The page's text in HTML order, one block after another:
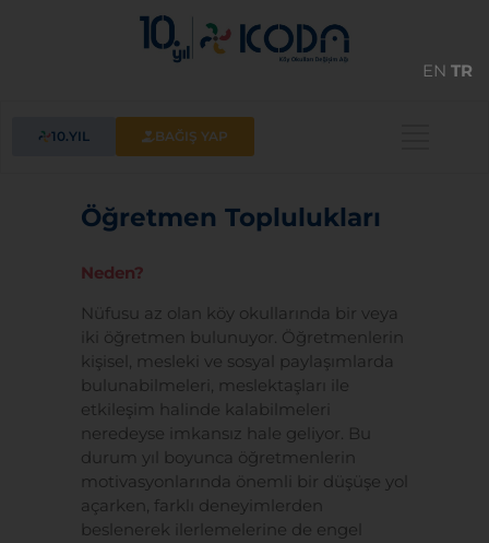
10.YIL BAĞIŞ YAP
Öğretmen Toplulukları
Neden?
Nüfusu az olan köy okullarında bir veya
iki öğretmen bulunuyor. Öğretmenlerin
kişisel, mesleki ve sosyal paylaşımlarda
bulunabilmeleri, meslektaşları ile
etkileşim halinde kalabilmeleri
neredeyse imkansız hale geliyor. Bu
durum yıl boyunca öğretmenlerin
motivasyonlarında önemli bir düşüşe yol
açarken, farklı deneyimlerden
beslenerek ilerlemelerine de engel
EN TR